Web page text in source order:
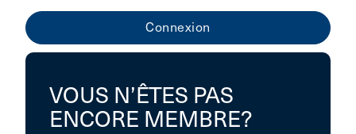
VOUS N’ÊTES PAS
ENCORE MEMBRE?